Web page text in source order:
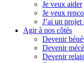
Je veux aider
Je veux
J’ai un projet
Agir à nos côtés
Devenir
Devenir
Devenir